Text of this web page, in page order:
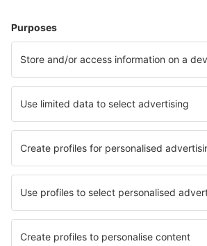
Cele mai căutate hoteluri de
Hoteluri în China - Orașe populare
Hoteluri în Shenzhen Hoteluri în Chengdu
Hoteluri în Beijing Hoteluri în Guangzhou
Hoteluri în Dongying Hoteluri în Linfen
Hoteluri în Zhuzhou Hoteluri în Liyang